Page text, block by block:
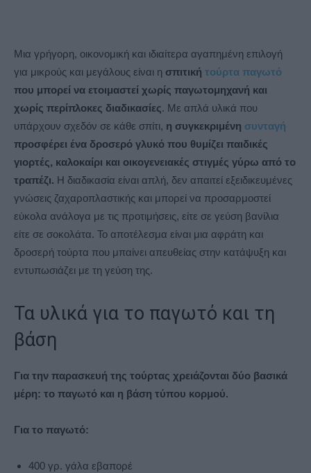
Μια γρήγορη, οικονομική και ιδιαίτερα αγαπημένη επιλογή
για μικρούς και μεγάλους είναι η σπιτική τούρτα παγωτό
που μπορεί να ετοιμαστεί χωρίς παγωτομηχανή και
χωρίς περίπλοκες διαδικασίες. Με απλά υλικά που
υπάρχουν σχεδόν σε κάθε σπίτι, η συγκεκριμένη συνταγή
προσφέρει ένα δροσερό γλυκό που θυμίζει παιδικές
γιορτές, καλοκαίρι και οικογενειακές στιγμές γύρω από το
τραπέζι. Η διαδικασία είναι απλή, δεν απαιτεί εξειδικευμένες
γνώσεις ζαχαροπλαστικής και μπορεί να προσαρμοστεί
εύκολα ανάλογα με τις προτιμήσεις, είτε σε γεύση βανίλια
είτε σε σοκολάτα. Το αποτέλεσμα είναι μια αφράτη και
δροσερή τούρτα που μπαίνει απευθείας στην κατάψυξη και
εντυπωσιάζει με τη γεύση της.
Τα υλικά για το παγωτό και τη
βάση
Για την παρασκευή της τούρτας χρειάζονται δύο βασικά
μέρη: το παγωτό και η βάση τύπου κορμού.
Για το παγωτό:
400 γρ. γάλα εβαπορέ